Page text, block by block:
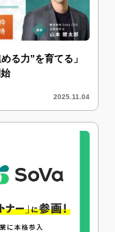
る力”を育てる」
2025.11.04